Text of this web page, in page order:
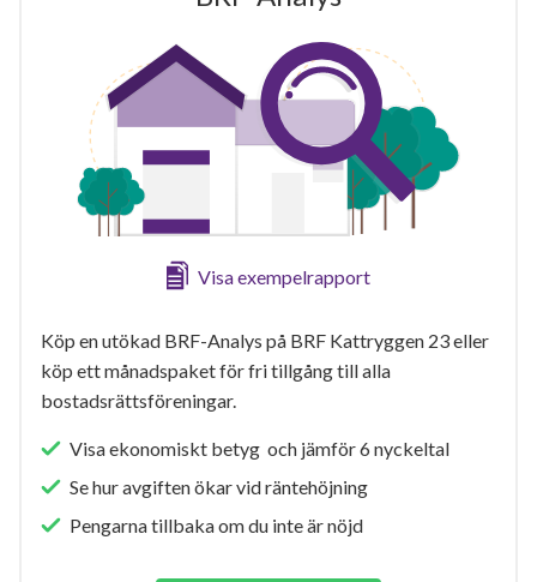
Visa exempelrapport
Köp en utökad BRF-Analys på BRF Kattryggen 23 eller
köp ett månadspaket för fri tillgång till alla
bostadsrättsföreningar.
Visa ekonomiskt betyg och jämför 6 nyckeltal
Se hur avgiften ökar vid räntehöjning
Pengarna tillbaka om du inte är nöjd